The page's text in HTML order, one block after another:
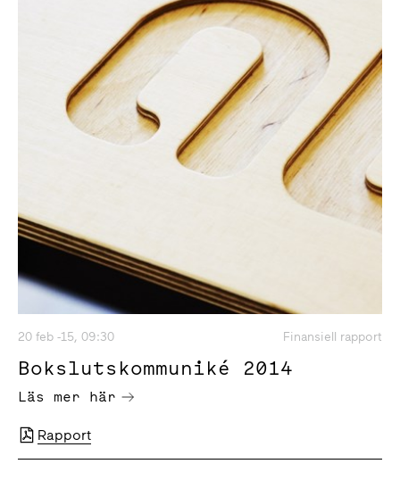
20 feb -15, 09:30 Finansiell rapport
Bokslutskommuniké 2014
Läs mer här
Rapport